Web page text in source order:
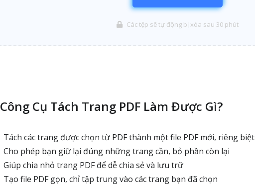
Các tệp sẽ tự động bị xóa sau 30 phút
Công Cụ Tách Trang PDF Làm Được Gì?
Tách các trang được chọn từ PDF thành một file PDF mới, riêng biệt
Cho phép bạn giữ lại đúng những trang cần, bỏ phần còn lại
Giúp chia nhỏ trang PDF để dễ chia sẻ và lưu trữ
Tạo file PDF gọn, chỉ tập trung vào các trang bạn đã chọn